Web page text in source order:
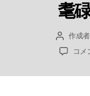
耄
投
稿
者
作成
耄
コメ